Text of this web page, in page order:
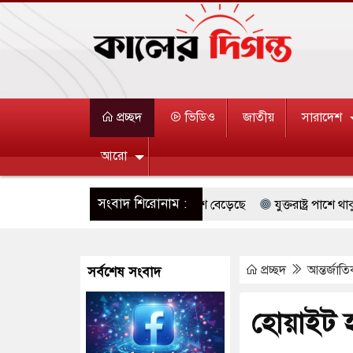
প্রচ্ছদ ভিডিও জাতীয় সারাদেশ
আরো
সংবাদ শিরোনাম :
দক্ষিণ কোরিয়ার বন্দি ২৫ শতাংশ বেড়েছে যুক্তরাষ্ট্র পাশে থাকুক বা না
আবেদন, বরগুনার এসআইয়ের বিরুদ্ধে ব্যবস্থা নেওয়া জুলাই স্মৃতি
খাতে সৌদির বিনিয়োগের আহবান প্রধানমন্ত্রীর হাসপাতালে হামলায়
ইসরায়েলীরা,হাতছাড়ার ঝুঁকিতে জরুরি বৈঠক জর্ডানের ভারী
প্রচ্ছদ
হোয়াইট
সর্বশেষ সংবাদ